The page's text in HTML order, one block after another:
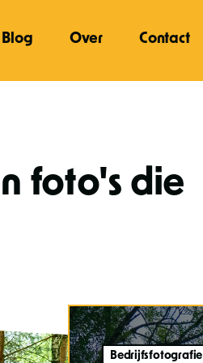
Blog Over Contact
foto's die
Bedrijfsfotografie